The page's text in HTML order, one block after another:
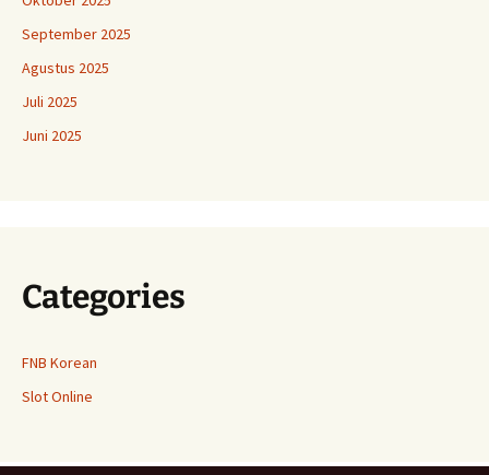
September 2025
Agustus 2025
Juli 2025
Juni 2025
Categories
FNB Korean
Slot Online